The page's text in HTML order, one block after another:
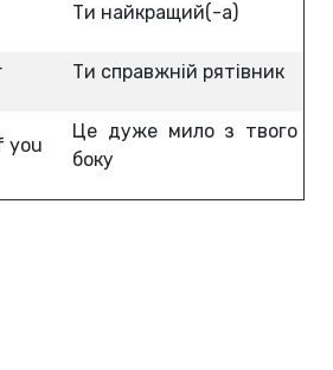
Ти найкращий(-а)
Ти справжній рятівник
you
Це дуже мило з твого
боку